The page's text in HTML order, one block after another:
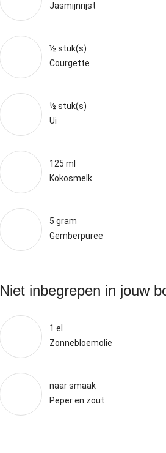
Jasmijnrijst
½ stuk(s)
Courgette
½ stuk(s)
Ui
125 ml
Kokosmelk
5 gram
Gemberpuree
Niet inbegrepen in jouw
1 el
Zonnebloemolie
naar smaak
Peper en zout